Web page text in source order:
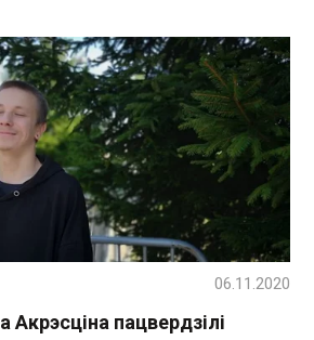
Акрэсціна пацвердзілі
06.11.2020